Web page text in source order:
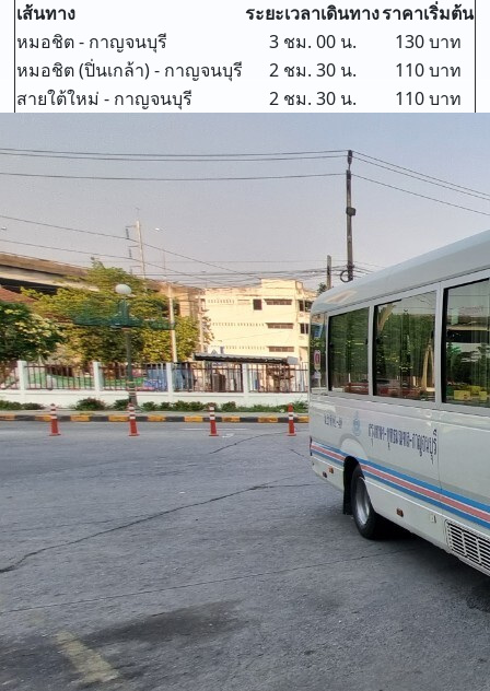
เส้นทาง ระยะเวลาเดินทางราคาเริ่มต้น
หมอชิต - กาญจนบุรี
3 ชม. 00 น.
130 บาท
หมอชิต (ปิ่นเกล้า) - กาญจนบุรี
2 ชม. 30 น.
110 บาท
สายใต้ใหม่ - กาญจนบุรี
2 ชม. 30 น. 110 บาท